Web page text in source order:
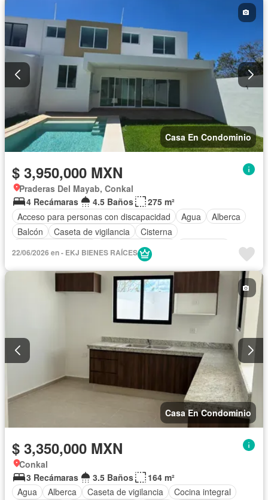
Sala polivalente
Seguridad
Sin amueblar
Casa En Condominio
$ 3,950,000 MXN
Praderas Del Mayab, Conkal
4 Recámaras
4.5 Baños
275 m²
Acceso para personas con discapacidad
Agua
Alberca
Balcón
Caseta de vigilancia
Cisterna
Cuarto de servicio
Seguridad
22/06/2026 en - EKJ BIENES RAÍCES
Casa En Condominio
$ 3,350,000 MXN
Conkal
3 Recámaras
3.5 Baños
164 m²
Agua
Alberca Caseta de vigilancia
Cocina integral